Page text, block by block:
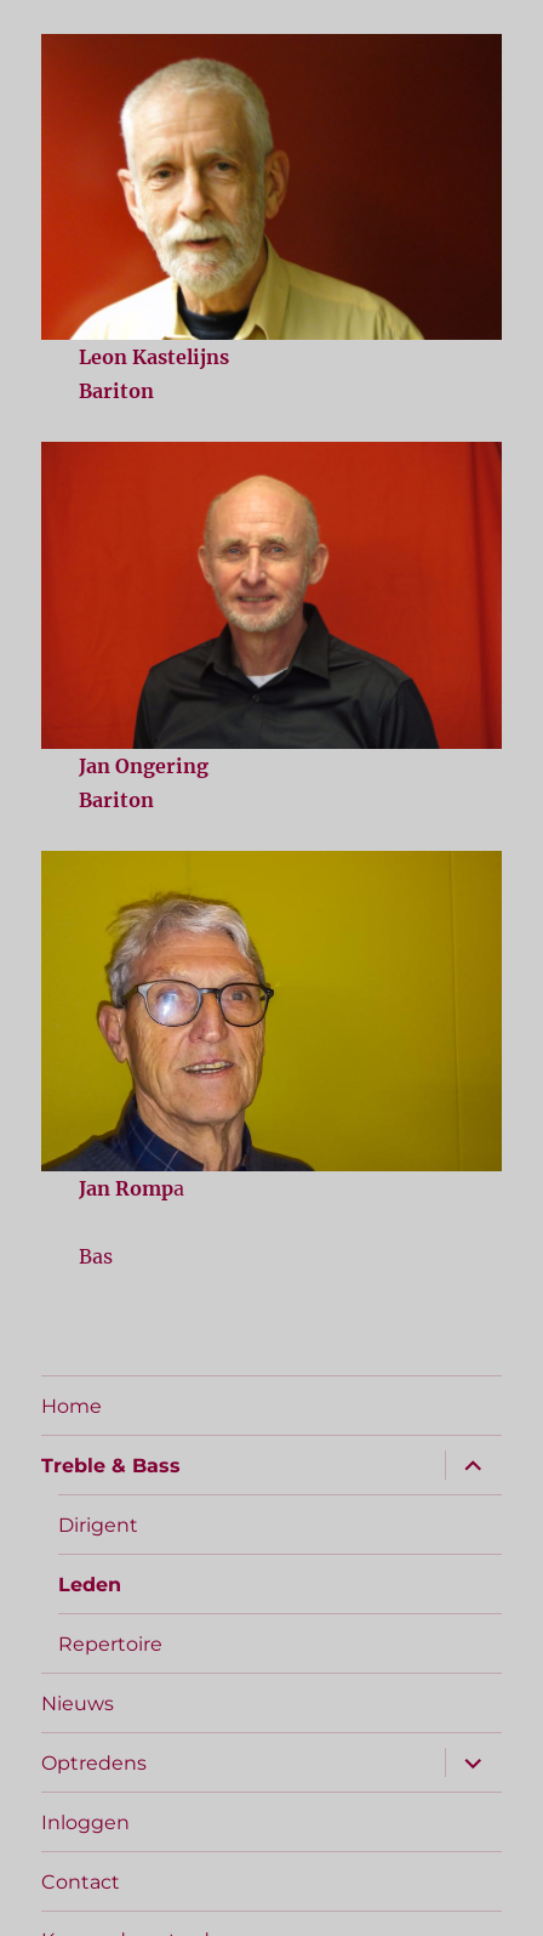
Leon Kastelijns
Bariton
Jan Ongering
Bariton
Jan Rompa
Bas
Home
Treble & Bass
Dirigent
Leden
Repertoire
Nieuws
Optredens
Inloggen
Contact